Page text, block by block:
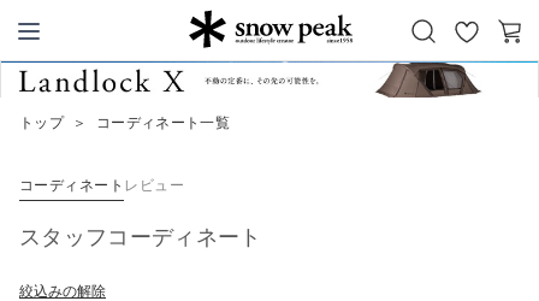
Snow Peak
お
気
カ
トップ ＞ コーディネート一覧
コーディネート レビュー
スタッフコーディネート
絞込みの解除